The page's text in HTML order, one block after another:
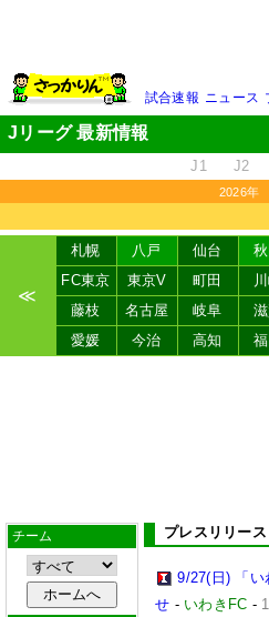
試合速報 ニュース
Jリーグ 最新情報
J1 J2
2026年
≪
札幌 八戸 仙台 秋
FC東京
東京V 町田
藤枝
名古屋 岐阜
愛媛
今治 高知
チーム プレスリリース
9/27(日) 「い
せ - いわきFC -